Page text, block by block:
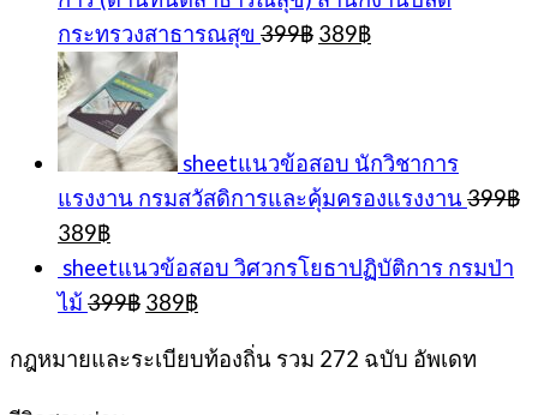
กระทรวงสาธารณสุข 399฿ Original
389฿Current
sheetแนวข้อสอบ นักวิชาการ
แรงงาน กรมสวัสดิการและคุ้มครองแรงงาน 399฿
Original
price
was:
399฿.
389฿Current
price
is:
389฿.
sheetแนวข้อสอบ วิศวกรโยธาปฏิบัติการ กรมป่า
ไม้ 399฿ Original
was:
389฿Current
is:
กฎหมายและระเบียบท้องถิ่น รวม 272 ฉบับ อัพเดท